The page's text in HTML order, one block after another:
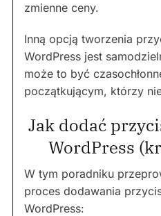
zmienne ceny.
Inną opcją tworzenia
WordPress jest
może to być
początkującym, którzy
Jak dodać
WordPress
W tym poradniku
proces dodawania
WordPress: